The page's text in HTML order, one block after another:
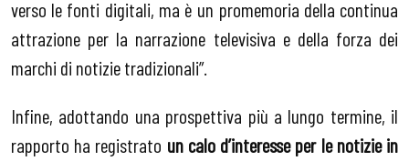
verso le fonti digitali, ma è un promemoria della continua
attrazione per la narrazione televisiva e della forza dei
marchi di notizie tradizionali”.
Infine, adottando una prospettiva più a lungo termine, il
rapporto ha registrato un calo d’interesse per le notizie in